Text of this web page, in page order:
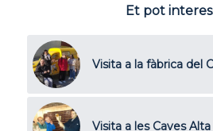
Et pot
Visita a la fàbrica del
Visita a les Caves Alta